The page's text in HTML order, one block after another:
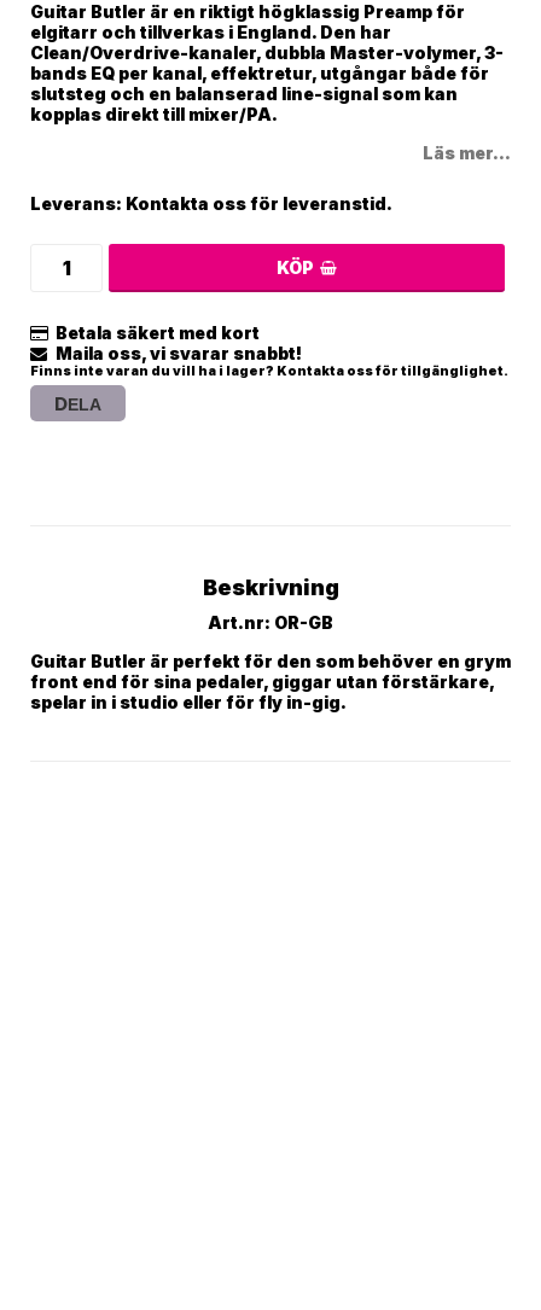
Guitar Butler är en riktigt högklassig Preamp för
elgitarr och tillverkas i England. Den har
Clean/Overdrive-kanaler, dubbla Master-volymer, 3-
bands EQ per kanal, effektretur, utgångar både för
slutsteg och en balanserad line-signal som kan
kopplas direkt till mixer/PA.
Läs mer...
Leverans: Kontakta oss för leveranstid.
KÖP
Betala säkert med kort
Maila oss, vi svarar snabbt!
Finns inte varan du vill ha i lager? Kontakta oss för tillgänglighet.
DELA
Beskrivning
Art.nr: OR-GB
Guitar Butler är perfekt för den som behöver en grym
front end för sina pedaler, giggar utan förstärkare,
spelar in i studio eller för fly in-gig.